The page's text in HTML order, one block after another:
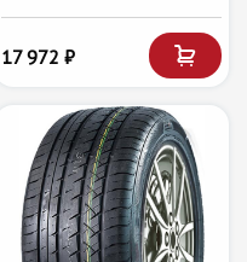
17 972 ₽